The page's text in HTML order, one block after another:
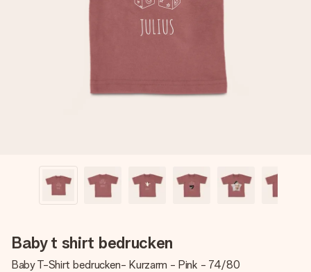
+49 39292 929695
Montag - Freitag : 8:30 - 17:00 Uhr
Samstag - Sonntag : 8:30 - 13:00 Uhr
Baby t shirt bedrucken
Baby T-Shirt bedrucken- Kurzarm - Pink - 74/80